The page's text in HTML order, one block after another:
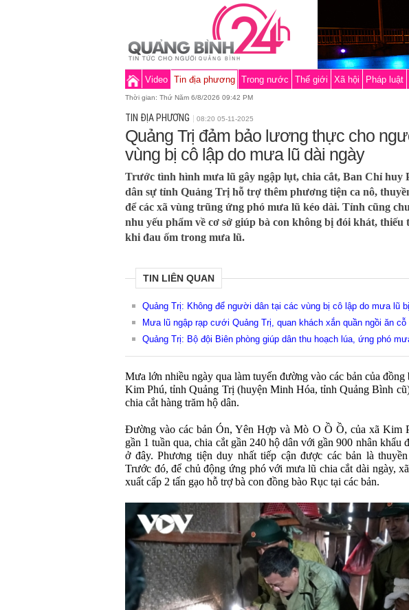
Video Tin địa phương Trong nước Thế giới Xã hội Pháp luật
Thời gian: Thứ Năm 6/8/2026 09:42 PM
TIN ĐỊA PHƯƠNG 08:20 05-11-2025
Quảng Trị đảm bảo lương thực cho
vùng bị cô lập do mưa lũ dài ngày
Trước tình hình mưa lũ gây ngập lụt, chia cắt, Ban Chỉ huy
dân sự tỉnh Quảng Trị hỗ trợ thêm phương tiện ca nô,
để các xã vùng trũng ứng phó mưa lũ kéo dài. Tỉnh cũng
nhu yếu phẩm về cơ sở giúp bà con không bị đói khát, thiếu
khi đau ốm trong mưa lũ.
TIN LIÊN QUAN
Quảng Trị: Không để người dân tại các vùng bị cô lập do mưa lũ
Mưa lũ ngập rạp cưới Quảng Trị, quan khách xắn quần ngồi ăn cỗ
Quảng Trị: Bộ đội Biên phòng giúp dân thu hoạch lúa, ứng phó
Mưa lớn nhiều ngày qua làm tuyến đường vào các bản của đồng
Kim Phú, tỉnh Quảng Trị (huyện Minh Hóa, tỉnh Quảng Bình
chia cắt hàng trăm hộ dân.
Đường vào các bản Ón, Yên Hợp và Mò O Ồ Ồ, của xã Kim
gần 1 tuần qua, chia cắt gần 240 hộ dân với gần 900 nhân khẩu
ở đây. Phương tiện duy nhất tiếp cận được các bản là
Trước đó, để chủ động ứng phó với mưa lũ chia cắt dài ngày,
xuất cấp 2 tấn gạo hỗ trợ bà con đồng bào Rục tại các bản.